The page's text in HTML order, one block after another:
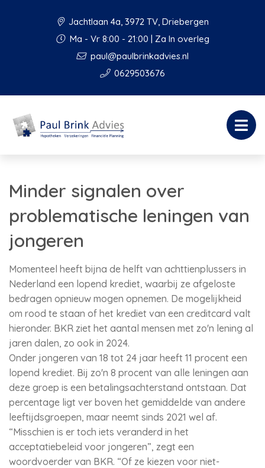
Jachtlaan 4a, 3972 TV, Driebergen
Ma - Vr 8:00 - 21:00 | Za In overleg
paul@paulbrinkadvies.nl
0629503676
Minder signalen over
problematische leningen van
jongeren
Momenteel heeft bijna de helft van achttienplussers in
Nederland een lopend krediet, waarbij ze afgeloste
bedragen opnieuw mogen opnemen. De mogelijkheid
om rood te staan of het krediet van een creditcard valt
hieronder. BKR ziet het aantal mensen met zo'n lening al
jaren dalen, zo ook in 2024.
Onder jongeren van 18 tot 24 jaar heeft 11 procent een
lopend krediet. Bij zo'n 8 procent van alle leningen aan
deze groep is een betalingsachterstand ontstaan. Dat
percentage ligt ver boven het gemiddelde van andere
leeftijdsgroepen, maar neemt sinds 2021 wel af.
“Misschien is er toch iets veranderd in het
acceptatiebeleid voor jongeren”, zegt een
woordvoerder van BKR. “Of ze kiezen voor niet-